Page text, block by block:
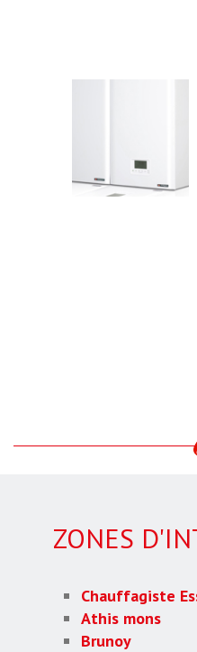
ZONES
Chauffagiste
Athis mons
Brunoy